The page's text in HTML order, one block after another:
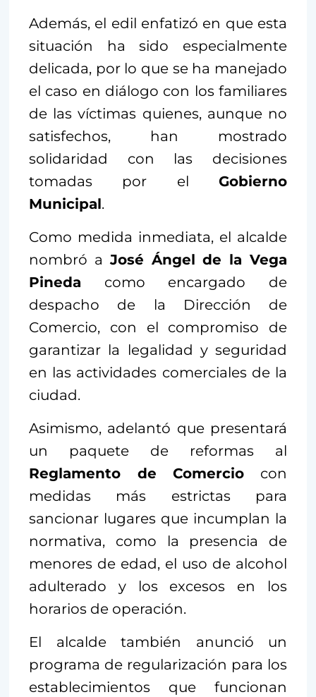
Además, el edil enfatizó en que esta
situación ha sido especialmente
delicada, por lo que se ha manejado
el caso en diálogo con los familiares
de las víctimas quienes, aunque no
satisfechos, han mostrado
solidaridad con las decisiones
tomadas por el Gobierno
Municipal.
Como medida inmediata, el alcalde
nombró aJosé Ángel de la Vega
Pineda como encargado de
despacho de la Dirección de
Comercio, con el compromiso de
garantizar la legalidad y seguridad
en las actividades comerciales de la
ciudad.
Asimismo, adelantó que presentará
un paquete de reformas al
Reglamento de Comercio con
medidas más estrictas para
sancionar lugares que incumplan la
normativa, como la presencia de
menores de edad, el uso de alcohol
adulterado y los excesos en los
horarios de operación.
El alcalde también anunció un
programa de regularización para los
establecimientos que funcionan